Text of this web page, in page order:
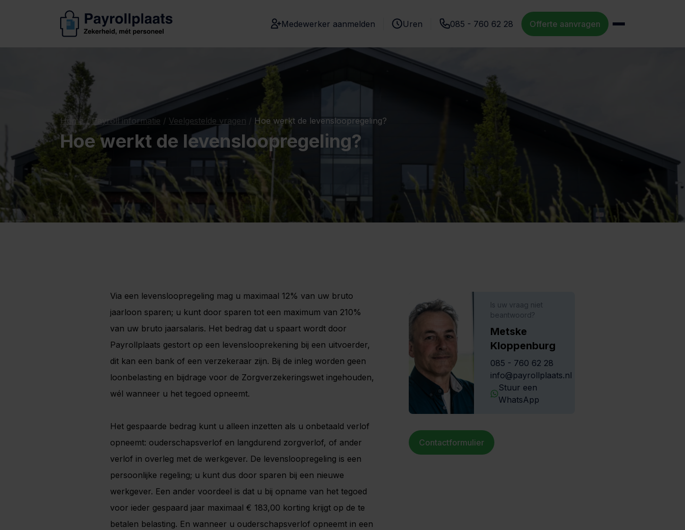
Medewerker aanmelden Uren 085 - 760 62 28 Offerte aanvragen
Home / Payroll informatie / Veelgestelde vragen / Hoe werkt de levensloopregeling?
Hoe werkt de levensloopregeling?
Via een levensloopregeling mag u maximaal 12% van uw bruto
jaarloon sparen; u kunt door sparen tot een maximum van 210%
van uw bruto jaarsalaris. Het bedrag dat u spaart wordt door
Payrollplaats gestort op een levenslooprekening bij een uitvoerder,
dit kan een bank of een verzekeraar zijn. Bij de inleg worden geen
loonbelasting en bijdrage voor de Zorgverzekeringswet ingehouden,
wél wanneer u het tegoed opneemt.
Het gespaarde bedrag kunt u alleen inzetten als u onbetaald verlof
opneemt: ouderschapsverlof en langdurend zorgverlof, of ander
verlof in overleg met de werkgever. De levensloopregeling is een
persoonlijke regeling; u kunt dus door sparen bij een nieuwe
werkgever. Een ander voordeel is dat u bij opname van het tegoed
voor ieder gespaard jaar maximaal € 183,00 korting krijgt op de te
betalen belasting. En wanneer u ouderschapsverlof opneemt in een
Is uw vraag niet
beantwoord?
Metske
Kloppenburg
085 - 760 62 28
info@payrollplaats.nl
Stuur een
WhatsApp
Contactformulier